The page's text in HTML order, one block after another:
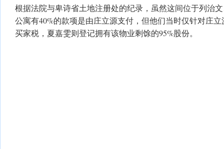
根据法院与卑诗省土地注册处的纪录，虽然这间位于列治
公寓有40%的款项是由庄立源支付，但他们当时仅针对庄
买家税，夏嘉雯则登记拥有该物业剩馀的95%股份。